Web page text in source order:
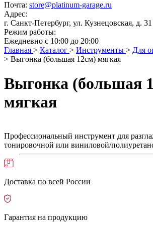
Почта: store@platinum-garage.ru
Адрес:
г. Санкт-Петербург, ул. Кузнецовская, д. 31
Режим работы:
Ежедневно с 10:00 до 20:00
Главная > Каталог > Инструменты > Для
> Выгонка (большая 12см) мягкая
Выгонка (большая
мягкая
Профессиональный инструмент для
тонировочной или виниловой/
Доставка по всей России
Гарантия на продукцию